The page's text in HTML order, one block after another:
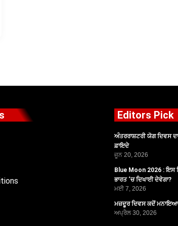
Editors Pick
ਅੰਤਰਰਾਸ਼ਟਰੀ ਯੋਗ ਦਿਵਸ
ਫ਼ਾਇਦੇ
ਜੂਨ 20, 2026
Blue Moon 2026 : ਇਸ
ਭਾਰਤ ‘ਚ ਦਿਖਾਈ ਦੇਵੇਗਾ?
ਮਈ 7, 2026
ਮਜ਼ਦੂਰ ਦਿਵਸ ਕਦੋਂ ਮਨਾਇਆ
ਅਪ੍ਰੈਲ 30, 2026